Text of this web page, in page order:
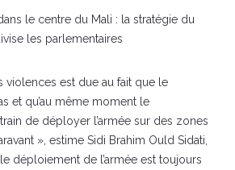
le centre du Mali : la stratégie du
les parlementaires
violences est due au fait que le
et qu’au même moment le
de déployer l’armée sur des zones
», estime Sidi Brahim Ould Sidati,
déploiement de l’armée est toujours